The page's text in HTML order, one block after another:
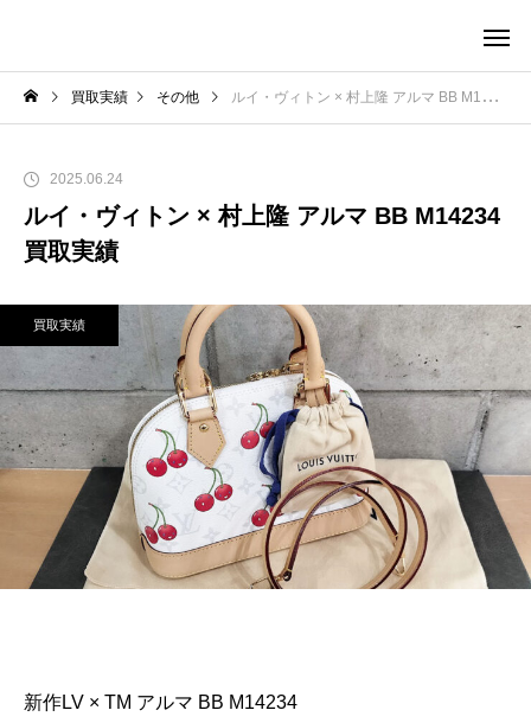
買取実績 その他 ルイ・ヴィトン × 村上隆 アルマ BB M14234 買取実績
2025.06.24
ルイ・ヴィトン × 村上隆 アルマ BB M14234
買取実績
買取実績
新作LV × TM アルマ BB M14234